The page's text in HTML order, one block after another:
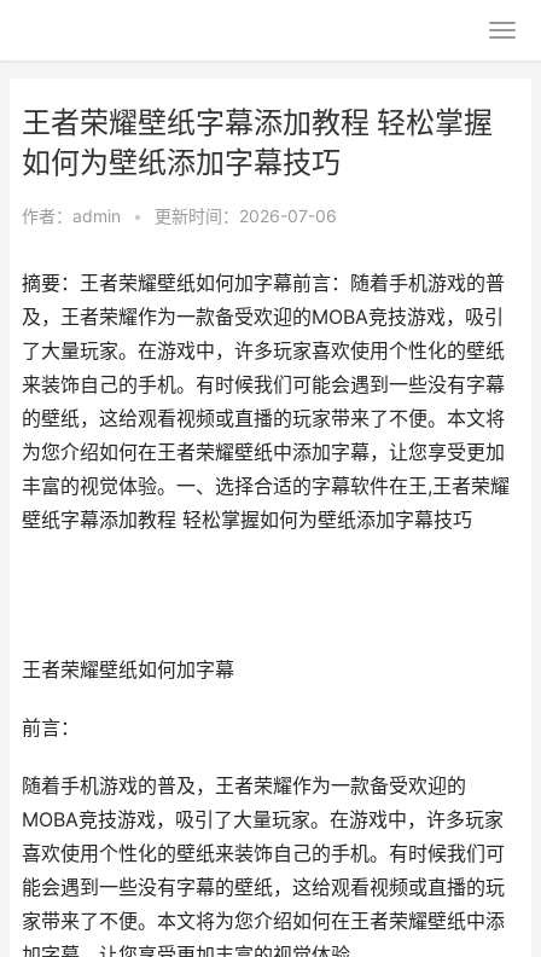
王者荣耀壁纸字幕添加教程 轻松掌握
如何为壁纸添加字幕技巧
作者： admin • 更新时间：2026-07-06
摘要：王者荣耀壁纸如何加字幕前言：随着手机游戏的普
及，王者荣耀作为一款备受欢迎的MOBA竞技游戏，吸引
了大量玩家。在游戏中，许多玩家喜欢使用个性化的壁纸
来装饰自己的手机。有时候我们可能会遇到一些没有字幕
的壁纸，这给观看视频或直播的玩家带来了不便。本文将
为您介绍如何在王者荣耀壁纸中添加字幕，让您享受更加
丰富的视觉体验。一、选择合适的字幕软件在王,王者荣耀
壁纸字幕添加教程 轻松掌握如何为壁纸添加字幕技巧
王者荣耀壁纸如何加字幕
前言：
随着手机游戏的普及，王者荣耀作为一款备受欢迎的
MOBA竞技游戏，吸引了大量玩家。在游戏中，许多玩家
喜欢使用个性化的壁纸来装饰自己的手机。有时候我们可
能会遇到一些没有字幕的壁纸，这给观看视频或直播的玩
家带来了不便。本文将为您介绍如何在王者荣耀壁纸中添